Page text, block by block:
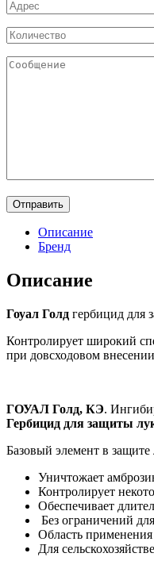
Описание
Бренд
Описание
Гоуал Голд гербицид для
Контролирует широкий
при довсходовом
ГОУАЛ Голд, КЭ.
Гербицид для защиты
Базовый элемент в защите
Уничтожает
Контролирует
Обеспечивает
Без ограничений
Область
Для